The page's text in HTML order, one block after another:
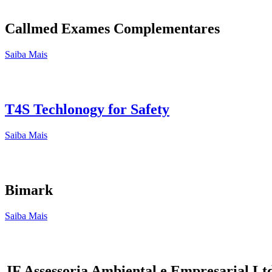
Callmed Exames Complementares
Saiba Mais
T4S Techlonogy for Safety
Saiba Mais
Bimark
Saiba Mais